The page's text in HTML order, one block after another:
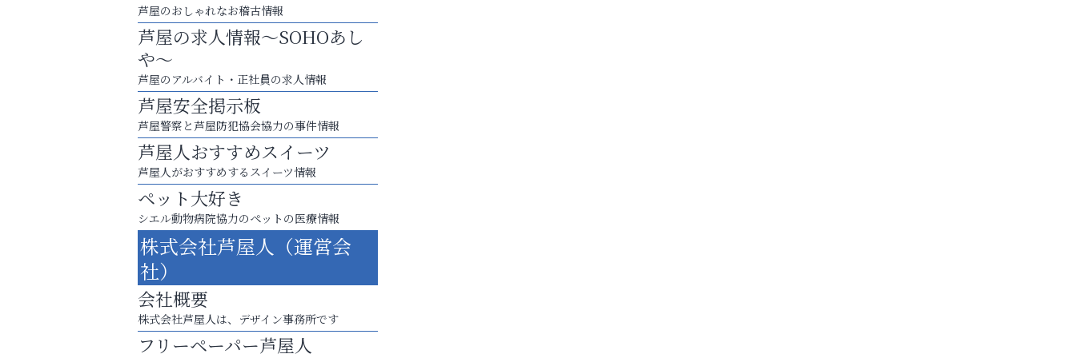
８周年コースが半額以下の8,000円！
神戸牛ステーキに舌鼓♪
いわみ眼科
芦屋のおしゃれなお稽古情報
芦屋の求人情報～SOHOあし
や～
芦屋のアルバイト・正社員の求人情報
芦屋安全掲示板
芦屋警察と芦屋防犯協会協力の事件情報
芦屋人おすすめスイーツ
芦屋人がおすすめするスイーツ情報
ペット大好き
シエル動物病院協力のペットの医療情報
株式会社芦屋人（運営会
社）
会社概要
株式会社芦屋人は、デザイン事務所です
フリーペーパー芦屋人